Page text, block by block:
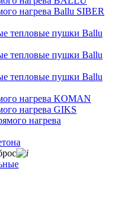
нагрева Ballu SIBER
тепловые пушки Ballu
тепловые пушки Ballu
тепловые пушки Ballu
нагрева KOMAN
нагрева GIKS
нагрева